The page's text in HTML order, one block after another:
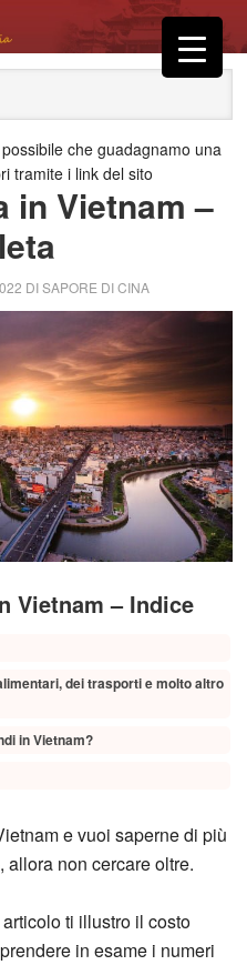
che guadagnamo una
tramite i link del sito
in Vietnam –
DISAPORE DI CINA
Vietnam – Indice
dei trasporti e molto altro
in Vietnam?
e vuoi saperne di più
non cercare oltre.
ti illustro il costo
in esame i numeri